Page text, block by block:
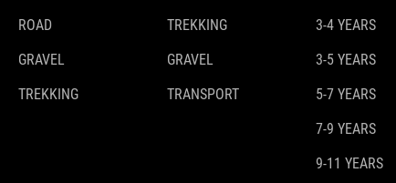
ROAD
GRAVEL
TREKKING
TREKKING
GRAVEL
TRANSPORT
3-4 YEARS
3-5 YEARS
5-7 YEARS
7-9 YEARS
9-11 YEARS